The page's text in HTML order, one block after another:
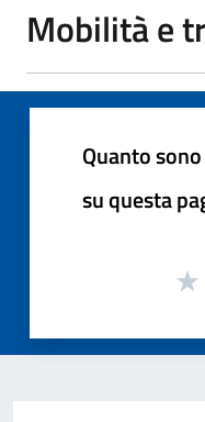
Mobilità e
Quanto
su questa